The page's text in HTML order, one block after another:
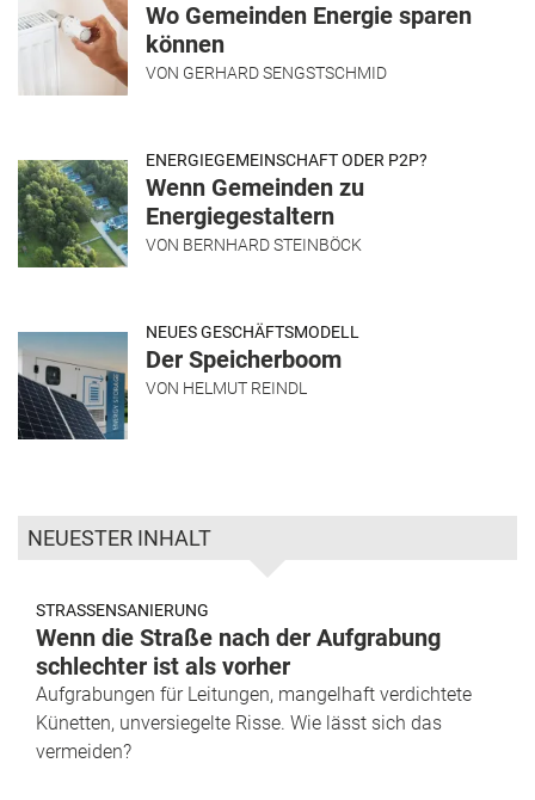
Wo Gemeinden Energie sparen
können
VON GERHARD SENGSTSCHMID
ENERGIEGEMEINSCHAFT ODER P2P?
Wenn Gemeinden zu
Energiegestaltern
VON BERNHARD STEINBÖCK
NEUES GESCHÄFTSMODELL
Der Speicherboom
VON HELMUT REINDL
NEUESTER INHALT
STRASSENSANIERUNG
Wenn die Straße nach der Aufgrabung
schlechter ist als vorher
Aufgrabungen für Leitungen, mangelhaft verdichtete
Künetten, unversiegelte Risse. Wie lässt sich das
vermeiden?